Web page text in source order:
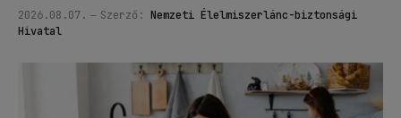
2026.08.07. Szerző: Nemzeti Élelmiszerlánc-biztonsági
Hivatal